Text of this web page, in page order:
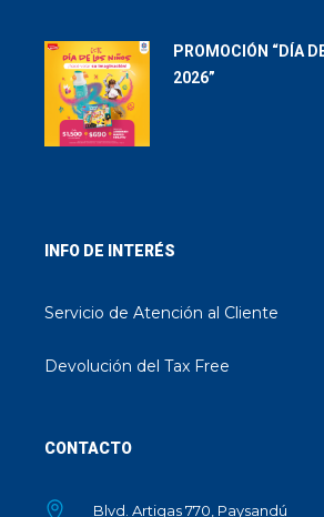
PROMOCIÓN “DÍA
2026”
INFO DE INTERÉS
Servicio de Atención al Cliente
Devolución del Tax Free
CONTACTO
Blvd. Artigas 770, Paysandú